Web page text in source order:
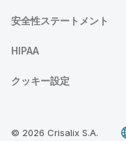
安全性ステートメント
HIPAA
クッキー設定
© 2026 Crisalix S.A.